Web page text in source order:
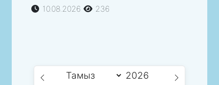
10.08.2026
236